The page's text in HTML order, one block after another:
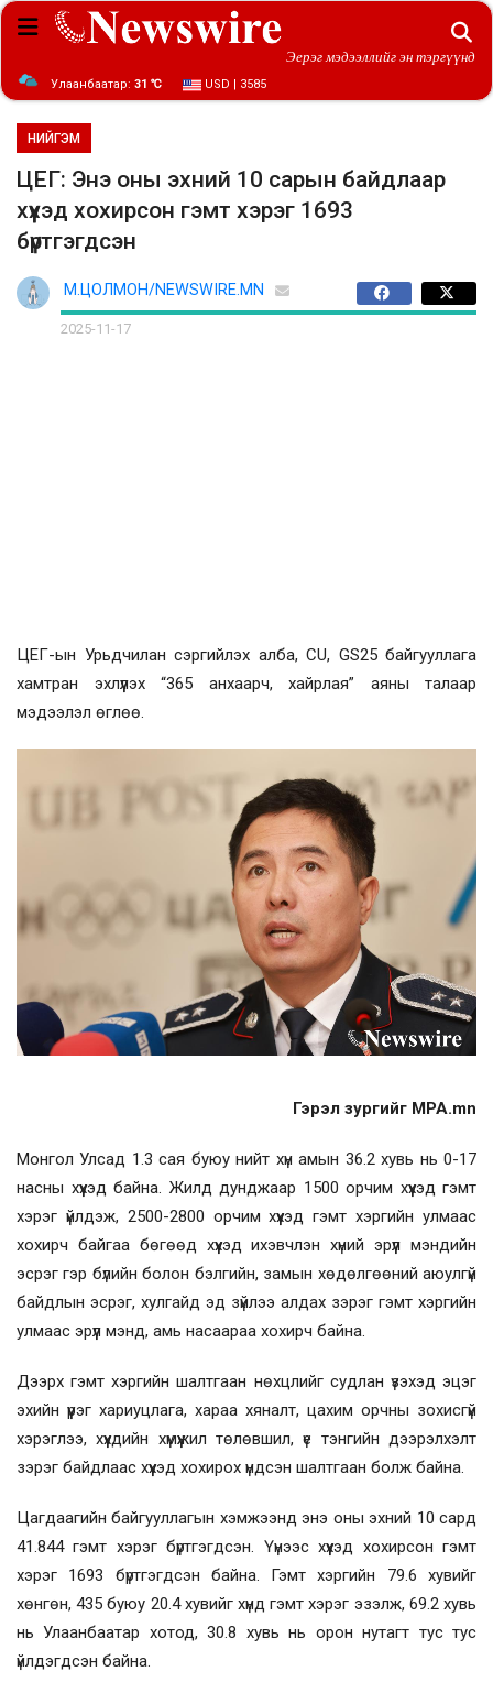
Эерэг мэдээллийг эн тэргүүнд
Улаанбаатар: 31 ℃ USD | 3585
НИЙГЭМ
ЦЕГ: Энэ оны эхний 10 сарын байдлаар
хүүхэд хохирсон гэмт хэрэг 1693
бүртгэгдсэн
М.ЦОЛМОН/NEWSWIRE.MN
2025-11-17
ЦЕГ-ын Урьдчилан сэргийлэх алба, CU, GS25 байгууллага
хамтран эхлүүлэх “365 анхаарч, хайрлая” аяны талаар
мэдээлэл өглөө.
Гэрэл зургийг MPA.mn
Монгол Улсад 1.3 сая буюу нийт хүн амын 36.2 хувь нь 0-17
насны хүүхэд байна. Жилд дунджаар 1500 орчим хүүхэд гэмт
хэрэг үйлдэж, 2500-2800 орчим хүүхэд гэмт хэргийн улмаас
хохирч байгаа бөгөөд хүүхэд ихэвчлэн хүний эрүүл мэндийн
эсрэг гэр бүлийн болон бэлгийн, замын хөдөлгөөний аюулгүй
байдлын эсрэг, хулгайд эд зүйлээ алдах зэрэг гэмт хэргийн
улмаас эрүүл мэнд, амь насаараа хохирч байна.
Дээрх гэмт хэргийн шалтгаан нөхцлийг судлан үзэхэд эцэг
эхийн үүрэг хариуцлага, хараа хяналт, цахим орчны зохисгүй
хэрэглээ, хүүхдийн хүмүүжил төлөвшил, үе тэнгийн дээрэлхэлт
зэрэг байдлаас хүүхэд хохирох үндсэн шалтгаан болж байна.
Цагдаагийн байгууллагын хэмжээнд энэ оны эхний 10 сард
41.844 гэмт хэрэг бүртгэгдсэн. Үүнээс хүүхэд хохирсон гэмт
хэрэг 1693 бүртгэгдсэн байна. Гэмт хэргийн 79.6 хувийг
хөнгөн, 435 буюу 20.4 хувийг хүнд гэмт хэрэг эзэлж, 69.2 хувь
нь Улаанбаатар хотод, 30.8 хувь нь орон нутагт тус тус
үйлдэгдсэн байна.